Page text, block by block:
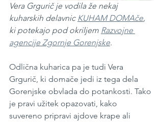
Vera Grgurič je vodila že nekaj
kuharskih delavnic KUHAM DOMAče,
ki potekajo pod okriljem Razvojne
agencije Zgornje Gorenjske.
Odlična kuharica pa je tudi Vera
Grgurič, ki domače jedi iz tega dela
Gorenjske obvlada do potankosti. Tako
je pravi užitek opazovati, kako
suvereno pripravi ajdove krape ali